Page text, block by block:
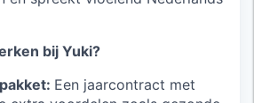
bij Yuki?
Een jaarcontract met